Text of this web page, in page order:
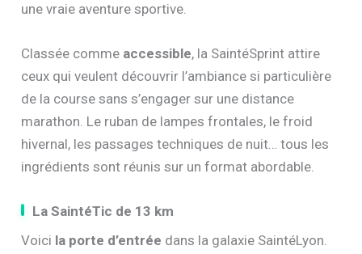
une vraie aventure sportive.
Classée comme accessible, la SaintéSprint attire
ceux qui veulent découvrir l’ambiance si particulière
de la course sans s’engager sur une distance
marathon. Le ruban de lampes frontales, le froid
hivernal, les passages techniques de nuit… tous les
ingrédients sont réunis sur un format abordable.
La SaintéTic de 13 km
Voici la porte d’entrée dans la galaxie SaintéLyon.